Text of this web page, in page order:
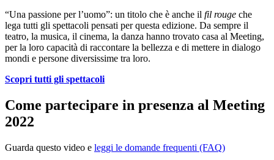
“Una passione per l’uomo”: un titolo che è anche il fil rouge che
lega tutti gli spettacoli pensati per questa edizione. Da sempre il
teatro, la musica, il cinema, la danza hanno trovato casa al Meeting,
per la loro capacità di raccontare la bellezza e di mettere in dialogo
mondi e persone diversissime tra loro.
Scopri tutti gli spettacoli
Come partecipare in presenza al Meeting
2022
Guarda questo video e leggi le domande frequenti (FAQ)